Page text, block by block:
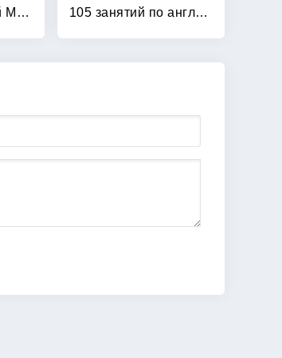
101 секрет Крутой Мамочки 105 занятий по английскому языку для дошкольников: Пособие для воспитателей детского сада, учителей английского языка и родителей